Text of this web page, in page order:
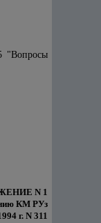
"Вопросы
N 1
КМ РУз
г. N 311